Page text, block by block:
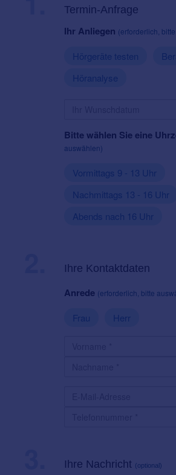
Termin-Anfrage
Ihr Anliegen (erforderlich,
Hörgeräte testen
Höranalyse
Bitte wählen Sie eine
auswählen)
Vormittags 9 - 13 Uhr
Nachmittags 13 - 16 Uhr
Abends nach 16 Uhr
Ihre Kontaktdaten
Anrede (erforderlich, bitte
Frau Herr
Ihre Nachricht (optional)